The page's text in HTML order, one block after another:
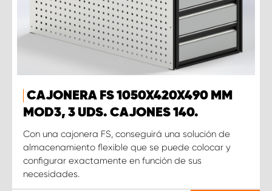
CAJONERA FS 1050X420X490 MM
MOD3, 3 UDS. CAJONES 140.
Con una cajonera FS, conseguirá una solución de
almacenamiento flexible que se puede colocar y
configurar exactamente en función de sus
necesidades.